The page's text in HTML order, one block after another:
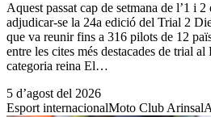
Aquest passat cap de setmana de l’1 i
adjudicar-se la 24a edició del Trial 2
que va reunir fins a 316 pilots de 12
entre les cites més destacades de trial
categoria reina El…
5 d’agost del 2026
Esport internacionalMoto Club Arinsal